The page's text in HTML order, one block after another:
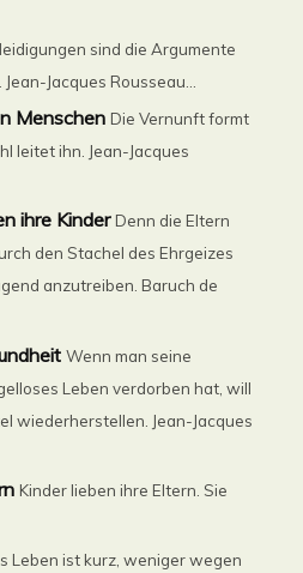
sind die Argumente
Jacques Rousseau...
Menschen Die Vernunft formt
leitet ihn. Jean-Jacques
ihre Kinder Denn die Eltern
den Stachel des Ehrgeizes
anzutreiben. Baruch de
Wenn man seine
Leben verdorben hat, will
wiederherstellen. Jean-Jacques
Kinder lieben ihre Eltern. Sie
Leben ist kurz, weniger wegen